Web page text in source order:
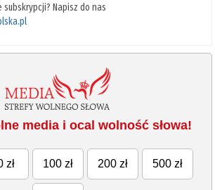
Napisz do nas
media i ocal wolność słowa!
zł 100 zł 200 zł 500 zł